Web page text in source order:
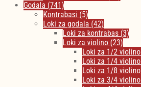
Godala (741)
Kontrabasi (5)
Loki za godala (42)
Loki za kontrabas (3)
Loki za violino (23)
Loki za 1/2 violino
Loki za 1/4 violino
Loki za 1/8 violino
Loki za 3/4 violino